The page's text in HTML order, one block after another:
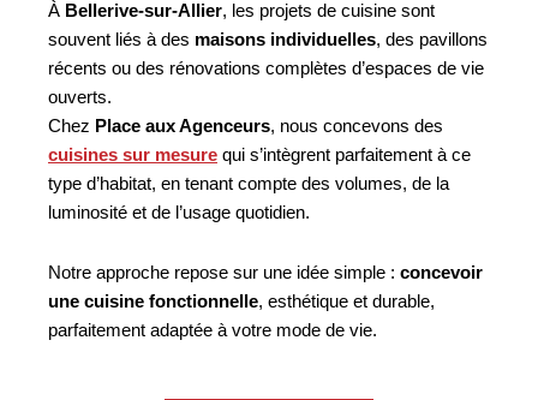
À Bellerive-sur-Allier, les projets de cuisine sont
souvent liés à des maisons individuelles, des pavillons
récents ou des rénovations complètes d’espaces de vie
ouverts.
Chez Place aux Agenceurs, nous concevons des
cuisines sur mesure qui s’intègrent parfaitement à ce
type d’habitat, en tenant compte des volumes, de la
luminosité et de l’usage quotidien.
Notre approche repose sur une idée simple : concevoir
une cuisine fonctionnelle, esthétique et durable,
parfaitement adaptée à votre mode de vie.